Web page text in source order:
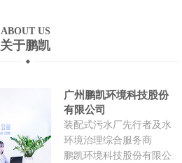
ABOUT US
关于鹏凯
广州鹏凯环境科技股份
有限公司
装配式污水厂先行者及水
环境治理综合服务商
鹏凯环境科技股份有限公